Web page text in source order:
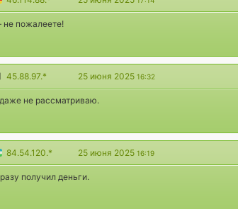
пожалеете!
45.88.97.* 25 июня 2025 16:32
не рассматриваю.
84.54.120.* 25 июня 2025 16:19
получил деньги.